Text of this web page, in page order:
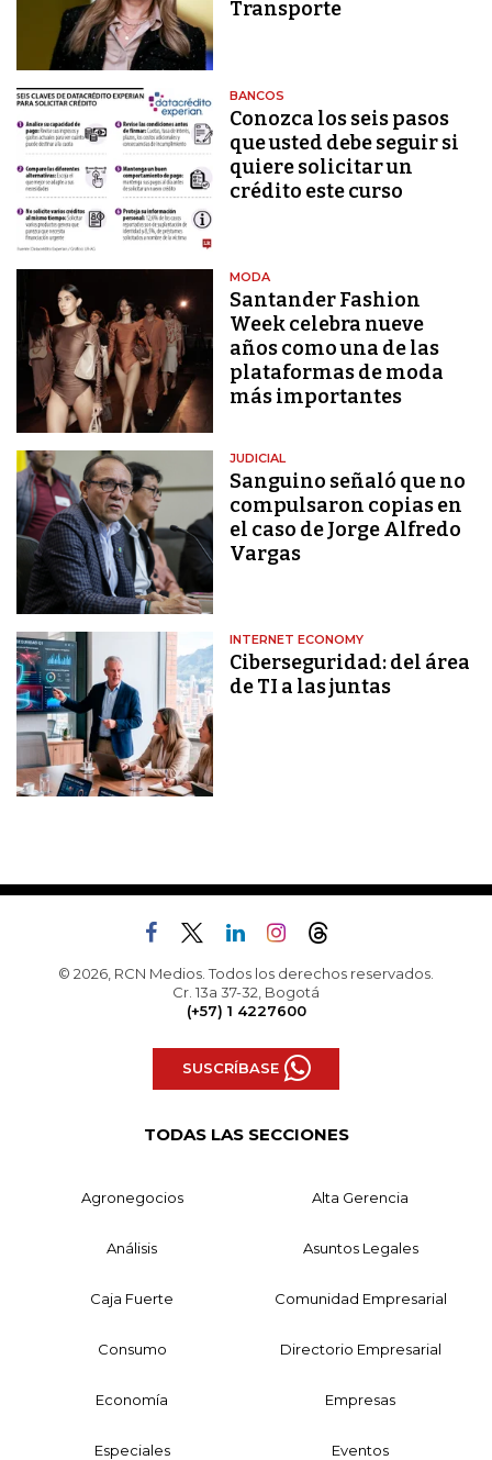
Transporte
BANCOS
Conozca los seis pasos
que usted debe seguir si
quiere solicitar un
crédito este curso
MODA
Santander Fashion
Week celebra nueve
años como una de las
plataformas de moda
más importantes
JUDICIAL
Sanguino señaló que no
compulsaron copias en
el caso de Jorge Alfredo
Vargas
INTERNET ECONOMY
Ciberseguridad: del área
de TI a las juntas
© 2026, RCN Medios. Todos los derechos reservados.
Cr. 13a 37-32, Bogotá
(+57) 1 4227600
SUSCRÍBASE
TODAS LAS SECCIONES
Agronegocios Alta Gerencia
Análisis Asuntos Legales
Caja Fuerte Comunidad Empresarial
Consumo Directorio Empresarial
Economía Empresas
Especiales Eventos